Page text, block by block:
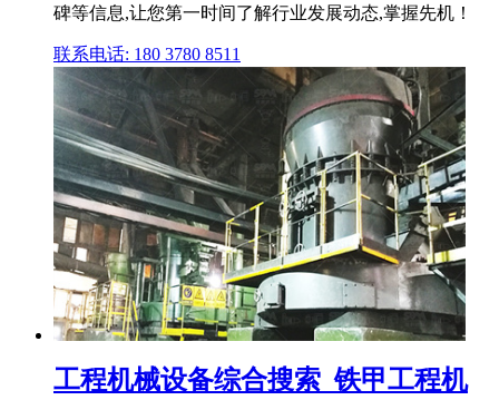
碑等信息,让您第一时间了解行业发展动态,掌握先机！
联系电话: 180 3780 8511
工程机械设备综合搜索_铁甲工程机